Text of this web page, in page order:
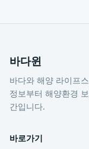
바다윈
바다와 해양 라이프
정보부터 해양환경
간입니다.
바로가기